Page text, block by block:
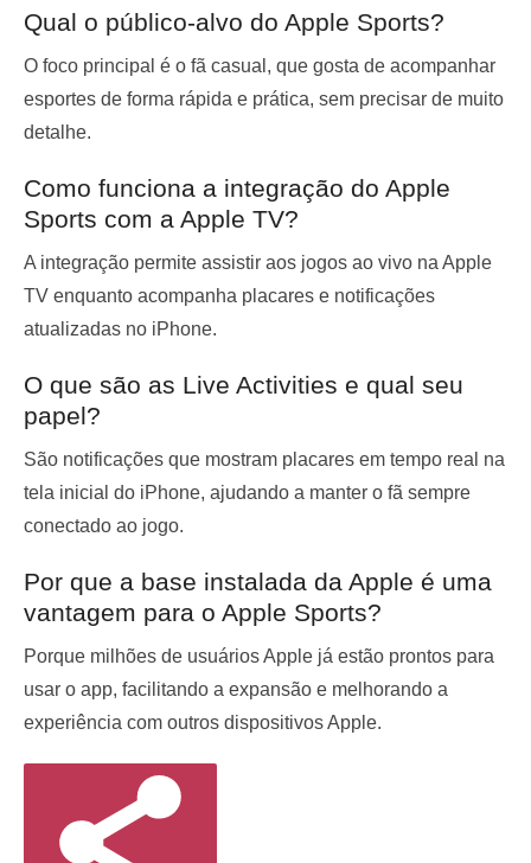
Qual o público-alvo do Apple Sports?
O foco principal é o fã casual, que gosta de acompanhar
esportes de forma rápida e prática, sem precisar de muito
detalhe.
Como funciona a integração do Apple
Sports com a Apple TV?
A integração permite assistir aos jogos ao vivo na Apple
TV enquanto acompanha placares e notificações
atualizadas no iPhone.
O que são as Live Activities e qual seu
papel?
São notificações que mostram placares em tempo real na
tela inicial do iPhone, ajudando a manter o fã sempre
conectado ao jogo.
Por que a base instalada da Apple é uma
vantagem para o Apple Sports?
Porque milhões de usuários Apple já estão prontos para
usar o app, facilitando a expansão e melhorando a
experiência com outros dispositivos Apple.